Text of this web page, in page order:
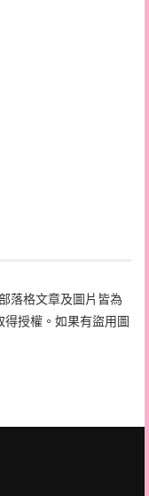
落格文章及圖片皆為
授權。如果有盜用圖